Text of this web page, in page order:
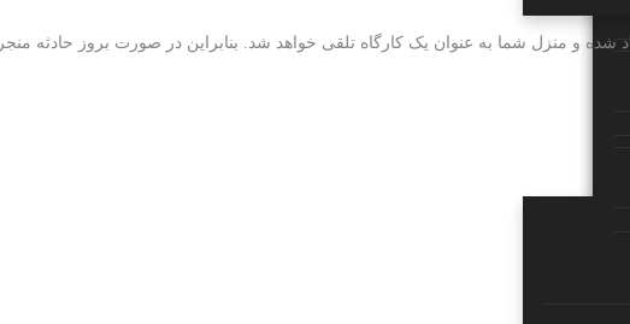
شده و منزل شما به عنوان یک کارگاه تلقی خواهد شد. بنابراین در صورت بروز حادثه